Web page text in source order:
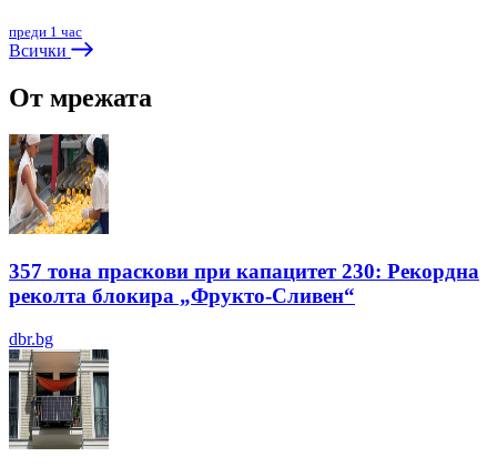
преди 1 час
Всички
От мрежата
357 тона праскови при капацитет 230: Рекордна
реколта блокира „Фрукто-Сливен“
dbr.bg